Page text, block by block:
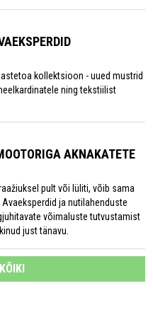
kollektsioon - uued mustrid
ning tekstiilist
AKNAKATETE
pult või lüliti, võib sama
ja nutilahenduste
võimaluste tutvustamist
just tänavu.